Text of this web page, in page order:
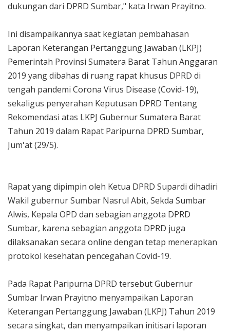
dukungan dari DPRD Sumbar," kata Irwan Prayitno.
Ini disampaikannya saat kegiatan pembahasan
Laporan Keterangan Pertanggung Jawaban (LKPJ)
Pemerintah Provinsi Sumatera Barat Tahun Anggaran
2019 yang dibahas di ruang rapat khusus DPRD di
tengah pandemi Corona Virus Disease (Covid-19),
sekaligus penyerahan Keputusan DPRD Tentang
Rekomendasi atas LKPJ Gubernur Sumatera Barat
Tahun 2019 dalam Rapat Paripurna DPRD Sumbar,
Jum'at (29/5).
Rapat yang dipimpin oleh Ketua DPRD Supardi dihadiri
Wakil gubernur Sumbar Nasrul Abit, Sekda Sumbar
Alwis, Kepala OPD dan sebagian anggota DPRD
Sumbar, karena sebagian anggota DPRD juga
dilaksanakan secara online dengan tetap menerapkan
protokol kesehatan pencegahan Covid-19.
Pada Rapat Paripurna DPRD tersebut Gubernur
Sumbar Irwan Prayitno menyampaikan Laporan
Keterangan Pertanggung Jawaban (LKPJ) Tahun 2019
secara singkat, dan menyampaikan initisari laporan